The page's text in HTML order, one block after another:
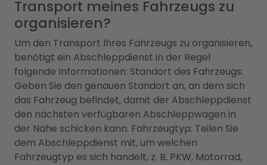
Transport meines Fahrzeugs zu
organisieren?
Um den Transport Ihres Fahrzeugs zu organisieren,
benötigt ein Abschleppdienst in der Regel
folgende Informationen: Standort des Fahrzeugs:
Geben Sie den genauen Standort an, an dem sich
das Fahrzeug befindet, damit der Abschleppdienst
den nächsten verfügbaren Abschleppwagen in
der Nähe schicken kann. Fahrzeugtyp: Teilen Sie
dem Abschleppdienst mit, um welchen
Fahrzeugtyp es sich handelt, z. B. PKW, Motorrad,